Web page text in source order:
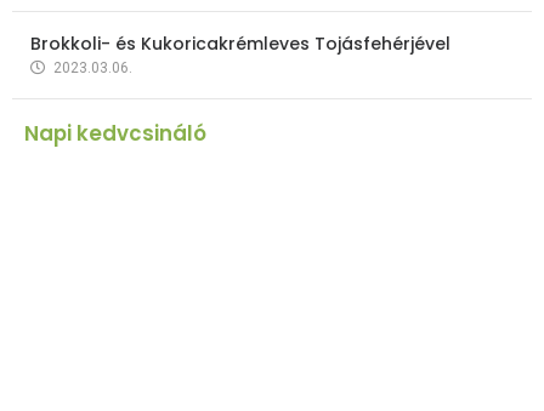
Brokkoli- és Kukoricakrémleves Tojásfehérjével
2023.03.06.
Napi kedvcsináló